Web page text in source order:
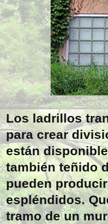
Los ladrillos
para crear
están
también teñido
pueden
espléndidos.
tramo de un